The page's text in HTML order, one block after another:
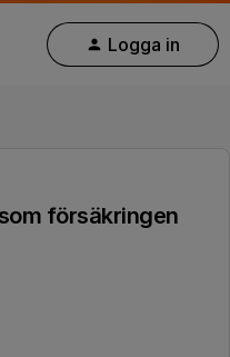
Logga in
försäkringen